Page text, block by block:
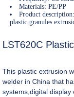
Materials: PE/PP
Product
plastic granules
LST620C
This plastic extrusion
welder in China that
systems,digital display